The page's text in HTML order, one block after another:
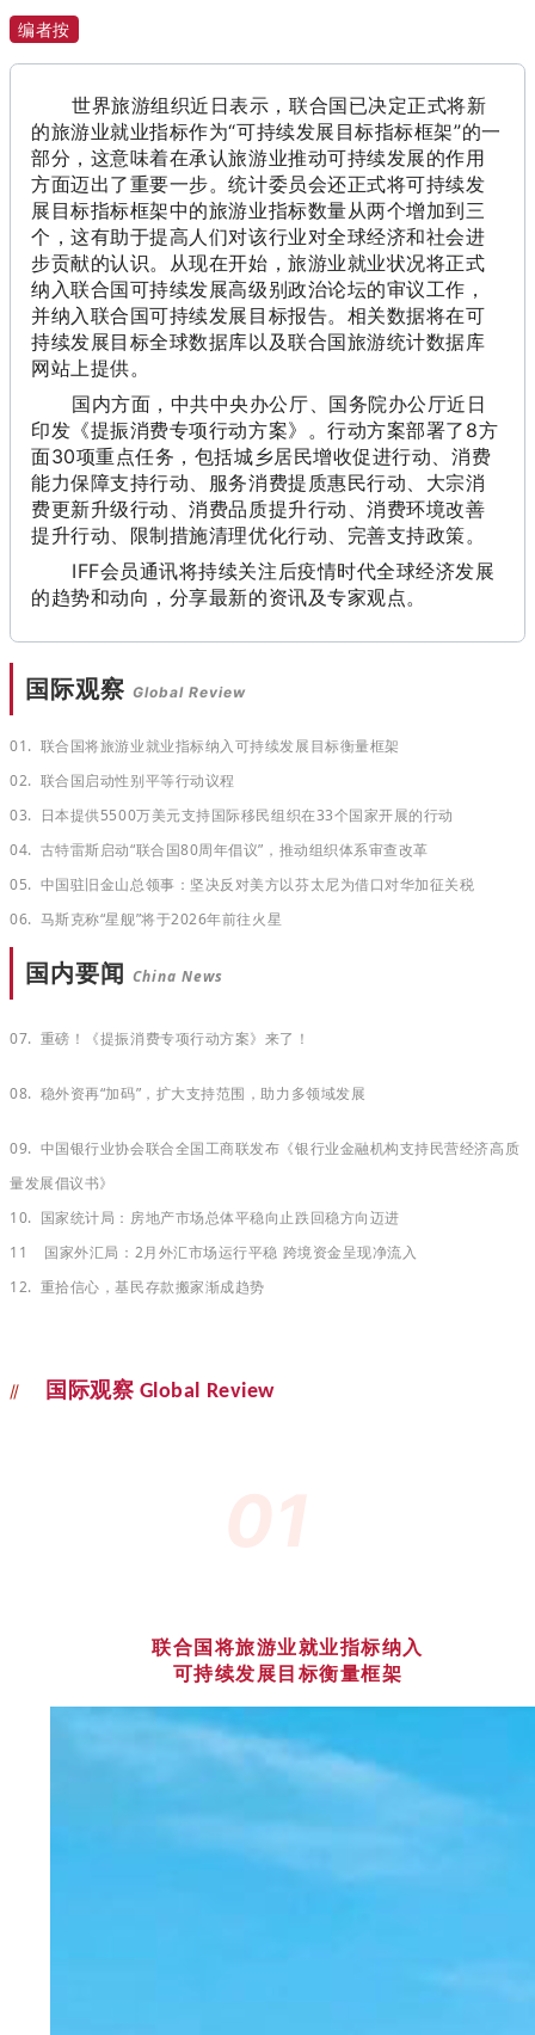
编者按
世界旅游组织近日表示，联合国已决定正式将新
的旅游业就业指标作为“可持续发展目标指标框架”的一
部分，这意味着在承认旅游业推动可持续发展的作用
方面迈出了重要一步。统计委员会还正式将可持续发
展目标指标框架中的旅游业指标数量从两个增加到三
个，这有助于提高人们对该行业对全球经济和社会进
步贡献的认识。从现在开始，旅游业就业状况将正式
纳入联合国可持续发展高级别政治论坛的审议工作，
并纳入联合国可持续发展目标报告。相关数据将在可
持续发展目标全球数据库以及联合国旅游统计数据库
网站上提供。
国内方面，中共中央办公厅、国务院办公厅近日
印发《提振消费专项行动方案》。行动方案部署了8方
面30项重点任务，包括城乡居民增收促进行动、消费
能力保障支持行动、服务消费提质惠民行动、大宗消
费更新升级行动、消费品质提升行动、消费环境改善
提升行动、限制措施清理优化行动、完善支持政策。
IFF会员通讯将持续关注后疫情时代全球经济发展
的趋势和动向，分享最新的资讯及专家观点。
国际观察 Global Review
01. 联合国将旅游业就业指标纳入可持续发展目标衡量框架
02. 联合国启动性别平等行动议程
03. 日本提供5500万美元支持国际移民组织在33个国家开展的行动
04. 古特雷斯启动“联合国80周年倡议”，推动组织体系审查改革
05. 中国驻旧金山总领事：坚决反对美方以芬太尼为借口对华加征关税
06. 马斯克称“星舰”将于2026年前往火星
国内要闻 China News
07. 重磅！《提振消费专项行动方案》来了！
08. 稳外资再“加码”，扩大支持范围，助力多领域发展
09. 中国银行业协会联合全国工商联发布《银行业金融机构支持民营经济高质
量发展倡议书》
10. 国家统计局：房地产市场总体平稳向止跌回稳方向迈进
11 国家外汇局：2月外汇市场运行平稳 跨境资金呈现净流入
12. 重拾信心，基民存款搬家渐成趋势
// 国际观察 Global Review
联合国将旅游业就业指标纳入
可持续发展目标衡量框架